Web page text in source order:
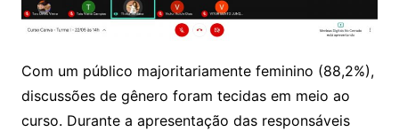
Com um público majoritariamente feminino (88,2%),
discussões de gênero foram tecidas em meio ao
curso. Durante a apresentação das responsáveis